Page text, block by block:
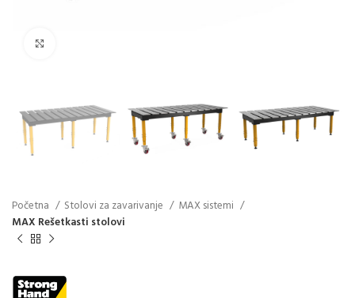
Početna Stolovi za zavarivanje
MAX sistemi
MAX Rešetkasti stolovi